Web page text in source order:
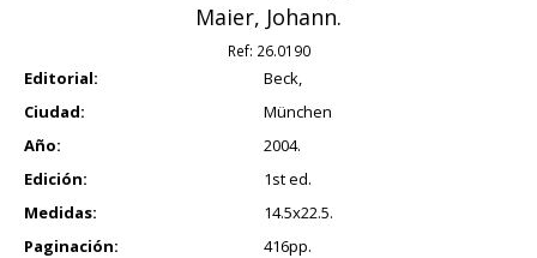
Maier, Johann.
Ref: 26.0190
Editorial:
Beck,
Ciudad:
München
Año:
2004.
Edición:
1st ed.
Medidas:
14.5x22.5.
Paginación:
416pp.